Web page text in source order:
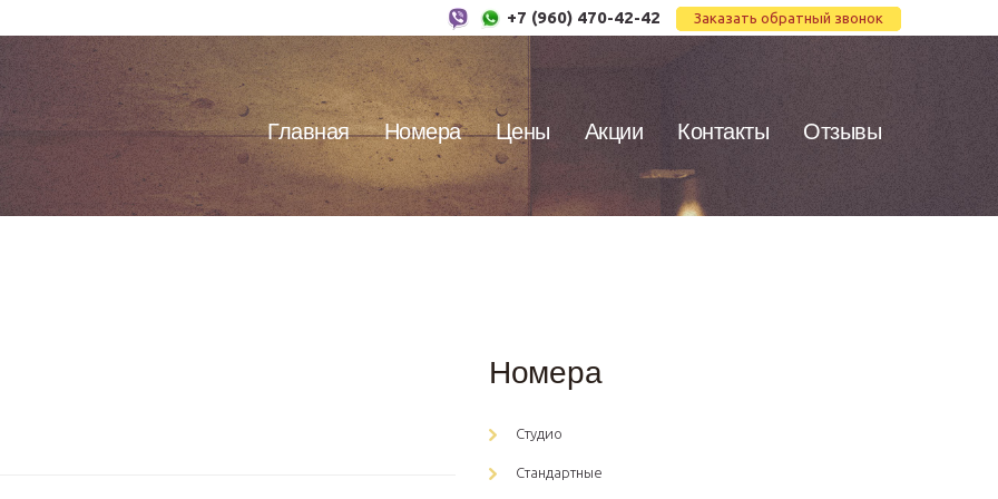
Заказать обратный звонок
+7 (960) 470-42-42
Главная Номера Цены Акции Контакты Отзывы
Номера
Студио
Стандартные